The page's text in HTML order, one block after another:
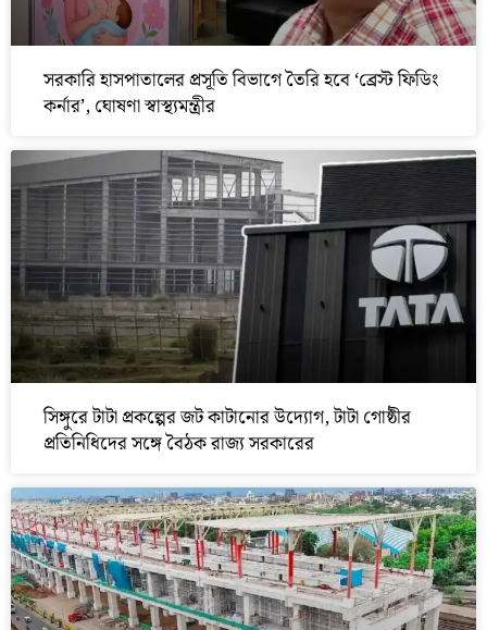
সরকারি হাসপাতালের প্রসূতি বিভাগে তৈরি হবে ‘ব্রেস্ট ফিডিং
কর্নার’, ঘোষণা স্বাস্থ্যমন্ত্রীর
সিঙ্গুরে টাটা প্রকল্পের জট কাটানোর উদ্যোগ, টাটা গোষ্ঠীর
প্রতিনিধিদের সঙ্গে বৈঠক রাজ্য সরকারের